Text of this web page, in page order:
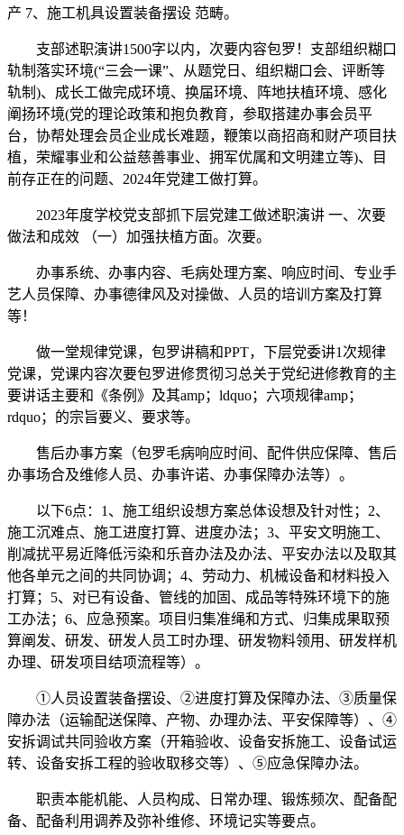
产 7、施工机具设置装备摆设 范畴。
支部述职演讲1500字以内，次要内容包罗！支部组织糊口
轨制落实环境(“三会一课”、从题党日、组织糊口会、评断等
轨制)、成长工做完成环境、换届环境、阵地扶植环境、感化
阐扬环境(党的理论政策和抱负教育，参取搭建办事会员平
台，协帮处理会员企业成长难题，鞭策以商招商和财产项目扶
植，荣耀事业和公益慈善事业、拥军优属和文明建立等)、目
前存正在的问题、2024年党建工做打算。
2023年度学校党支部抓下层党建工做述职演讲 一、次要
做法和成效 （一）加强扶植方面。次要。
办事系统、办事内容、毛病处理方案、响应时间、专业手
艺人员保障、办事德律风及对操做、人员的培训方案及打算
等！
做一堂规律党课，包罗讲稿和PPT，下层党委讲1次规律
党课，党课内容次要包罗进修贯彻习总关于党纪进修教育的主
要讲话主要和《条例》及其amp；ldquo；六项规律amp；
rdquo；的宗旨要义、要求等。
售后办事方案（包罗毛病响应时间、配件供应保障、售后
办事场合及维修人员、办事许诺、办事保障办法等）。
以下6点：1、施工组织设想方案总体设想及针对性；2、
施工沉难点、施工进度打算、进度办法；3、平安文明施工、
削减扰平易近降低污染和乐音办法及办法、平安办法以及取其
他各单元之间的共同协调；4、劳动力、机械设备和材料投入
打算；5、对已有设备、管线的加固、成品等特殊环境下的施
工办法；6、应急预案。项目归集准绳和方式、归集成果取预
算阐发、研发、研发人员工时办理、研发物料领用、研发样机
办理、研发项目结项流程等）。
①人员设置装备摆设、②进度打算及保障办法、③质量保
障办法（运输配送保障、产物、办理办法、平安保障等）、④
安拆调试共同验收方案（开箱验收、设备安拆施工、设备试运
转、设备安拆工程的验收取移交等）、⑤应急保障办法。
职责本能机能、人员构成、日常办理、锻炼频次、配备配
备、配备利用调养及弥补维修、环境记实等要点。